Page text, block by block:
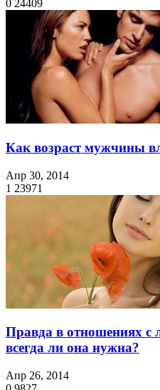
0 24409
Как возраст мужчины
Апр 30, 2014
1 23971
Правда в отношениях
всегда ли она нужна?
Апр 26, 2014